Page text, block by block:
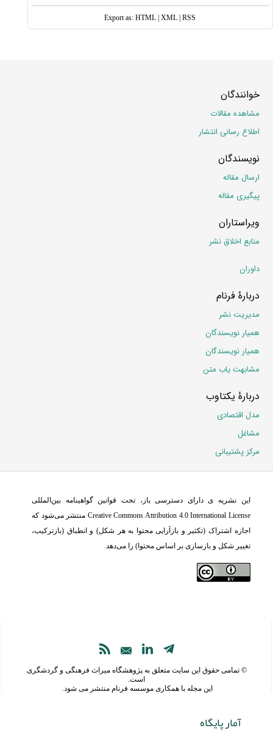
Export as:HTML |XML |RSS
خوانندگان
مشاهده مقالات
اطلاع رسانی انتشار
نویسندگان
ارسال مقاله
پیگیری مقاله
ویراستاران
منابع اخلاق نشر
داوران
دربارۀ فرنام
مدیریت نشر
همیار نویسندگان
همیار نویسندگان
مشابهت یاب متن
دربارۀ یکتاوب
مدل اقتصادی
مشاغل
مرکز پشتیبانی
این نشریه ی دارای دسترسی باز، تحت قوانین گواهینامه بین‌المللی
Creative Commons Attribution 4.0 International License منتشر می‌شود که
اجازه اشتراک (تکثیر و بازآرایی محتوا به هر شکل) و انطباق (بازترکیب،
تغییر شکل و بازسازی بر اساس محتوا) را می‌دهد.
© تمامی حقوق این سایت متعلق بهپژوهشگاه میراث فرهنگی و گردشگری
است.
این مجله با همکاری موسسه فرنام منتشر می شود.
آمار پایگاه